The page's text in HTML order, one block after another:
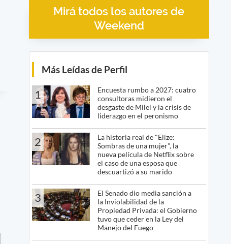
Mirá todos los autores de
Weekend
Más Leídas de Perfil
1
Encuesta rumbo a 2027: cuatro
consultoras midieron el
desgaste de Milei y la crisis de
liderazgo en el peronismo
2
La historia real de "Elize:
Sombras de una mujer", la
nueva película de Netflix sobre
el caso de una esposa que
descuartizó a su marido
3
El Senado dio media sanción a
la Inviolabilidad de la
Propiedad Privada: el Gobierno
tuvo que ceder en la Ley del
Manejo del Fuego